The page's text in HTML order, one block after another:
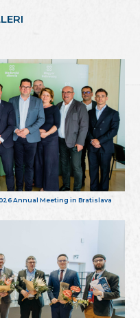
Annual Meeting in Bratislava